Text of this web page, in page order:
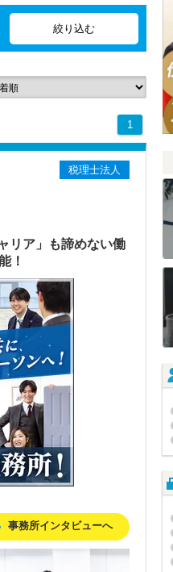
1
税理士法人
リア」も諦めない働
！
事務所インタビューへ